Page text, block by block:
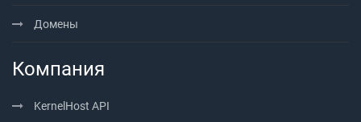
Домены
Компания
KernelHost API